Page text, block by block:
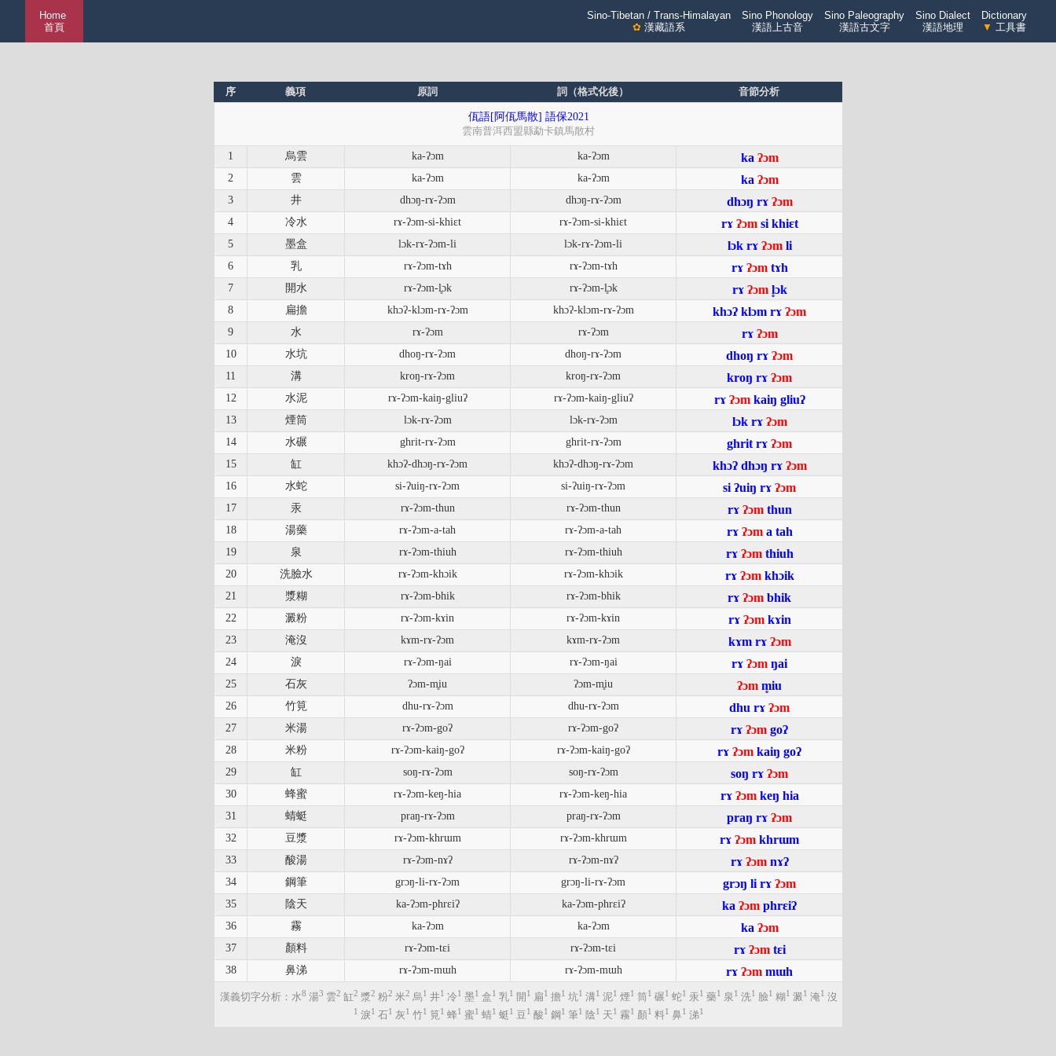
Home
首頁
Sino-Tibetan / Trans-Himalayan
✿ 漢藏語系
Sino Phonology
漢語上古音
Sino Paleography
漢語古文字
Sino Dialect
漢語地理
Dictionary
▼ 工具書
序 義項 原詞 詞（格式化後） 音節分析
佤語[阿佤馬散] 語保2021
雲南普洱西盟縣勐卡鎮馬散村
1 烏雲 ka-ʔɔm ka-ʔɔm ka ʔɔm
2 雲 ka-ʔɔm ka-ʔɔm ka ʔɔm
3 井 dhɔŋ-rɤ-ʔɔm dhɔŋ-rɤ-ʔɔm dhɔŋ rɤ ʔɔm
4 冷水 rɤ-ʔɔm-si-khiɛt rɤ-ʔɔm-si-khiɛt rɤ ʔɔm si khiɛt
5 墨盒 lɔk-rɤ-ʔɔm-li lɔk-rɤ-ʔɔm-li lɔk rɤ ʔɔm li
6 乳 rɤ-ʔɔm-tɤh rɤ-ʔɔm-tɤh rɤ ʔɔm tɤh
7 開水 rɤ-ʔɔm-l̥ɔk rɤ-ʔɔm-l̥ɔk rɤ ʔɔm l̥ɔk
8 扁擔 khɔʔ-klɔm-rɤ-ʔɔm khɔʔ-klɔm-rɤ-ʔɔm khɔʔ klɔm rɤ ʔɔm
9 水 rɤ-ʔɔm rɤ-ʔɔm rɤ ʔɔm
10 水坑 dhoŋ-rɤ-ʔɔm dhoŋ-rɤ-ʔɔm dhoŋ rɤ ʔɔm
11 溝 kroŋ-rɤ-ʔɔm kroŋ-rɤ-ʔɔm kroŋ rɤ ʔɔm
12 水泥 rɤ-ʔɔm-kaiŋ-gliuʔ rɤ-ʔɔm-kaiŋ-gliuʔ rɤ ʔɔm kaiŋ gliuʔ
13 煙筒 lɔk-rɤ-ʔɔm lɔk-rɤ-ʔɔm lɔk rɤ ʔɔm
14 水碾 ghrit-rɤ-ʔɔm ghrit-rɤ-ʔɔm ghrit rɤ ʔɔm
15 缸 khɔʔ-dhɔŋ-rɤ-ʔɔm khɔʔ-dhɔŋ-rɤ-ʔɔm khɔʔ dhɔŋ rɤ ʔɔm
16 水蛇 si-ʔuiŋ-rɤ-ʔɔm si-ʔuiŋ-rɤ-ʔɔm si ʔuiŋ rɤ ʔɔm
17 汞 rɤ-ʔɔm-thun rɤ-ʔɔm-thun rɤ ʔɔm thun
18 湯藥 rɤ-ʔɔm-a-tah rɤ-ʔɔm-a-tah rɤ ʔɔm a tah
19 泉 rɤ-ʔɔm-thiuh rɤ-ʔɔm-thiuh rɤ ʔɔm thiuh
20 洗臉水 rɤ-ʔɔm-khɔik rɤ-ʔɔm-khɔik rɤ ʔɔm khɔik
21 漿糊 rɤ-ʔɔm-bhik rɤ-ʔɔm-bhik rɤ ʔɔm bhik
22 澱粉 rɤ-ʔɔm-kɤin rɤ-ʔɔm-kɤin rɤ ʔɔm kɤin
23 淹沒 kɤm-rɤ-ʔɔm kɤm-rɤ-ʔɔm kɤm rɤ ʔɔm
24 淚 rɤ-ʔɔm-ŋai rɤ-ʔɔm-ŋai rɤ ʔɔm ŋai
25 石灰 ʔɔm-m̥iu ʔɔm-m̥iu ʔɔm m̥iu
26 竹筧 dhu-rɤ-ʔɔm dhu-rɤ-ʔɔm dhu rɤ ʔɔm
27 米湯 rɤ-ʔɔm-goʔ rɤ-ʔɔm-goʔ rɤ ʔɔm goʔ
28 米粉 rɤ-ʔɔm-kaiŋ-goʔ rɤ-ʔɔm-kaiŋ-goʔ rɤ ʔɔm kaiŋ goʔ
29 缸 soŋ-rɤ-ʔɔm soŋ-rɤ-ʔɔm soŋ rɤ ʔɔm
30 蜂蜜 rɤ-ʔɔm-keŋ-hia rɤ-ʔɔm-keŋ-hia rɤ ʔɔm keŋ hia
31 蜻蜓 praŋ-rɤ-ʔɔm praŋ-rɤ-ʔɔm praŋ rɤ ʔɔm
32 豆漿 rɤ-ʔɔm-khrɯm rɤ-ʔɔm-khrɯm rɤ ʔɔm khrɯm
33 酸湯 rɤ-ʔɔm-nɤʔ rɤ-ʔɔm-nɤʔ rɤ ʔɔm nɤʔ
34 鋼筆 grɔŋ-li-rɤ-ʔɔm grɔŋ-li-rɤ-ʔɔm grɔŋ li rɤ ʔɔm
35 陰天 ka-ʔɔm-phrɛiʔ ka-ʔɔm-phrɛiʔ ka ʔɔm phrɛiʔ
36 霧 ka-ʔɔm ka-ʔɔm ka ʔɔm
37 顏料 rɤ-ʔɔm-tɛi rɤ-ʔɔm-tɛi rɤ ʔɔm tɛi
38 鼻涕 rɤ-ʔɔm-mɯh rɤ-ʔɔm-mɯh rɤ ʔɔm mɯh
漢義切字分析：水8 湯3 雲2 缸2 漿2 粉2 米2 烏1 井1 冷1 墨1 盒1 乳1 開 1 扁1 擔1 坑1 溝1 泥1 煙1 筒1 碾1 蛇1 汞1 藥1 泉 1 洗1 臉1 糊1 澱1 淹1 沒
1 淚1 石1 灰1 竹1 筧1 蜂1 蜜1 蜻1 蜓1 豆1 酸1 鋼1 筆1 陰1 天1 霧1 顏1 料1 鼻1 涕1